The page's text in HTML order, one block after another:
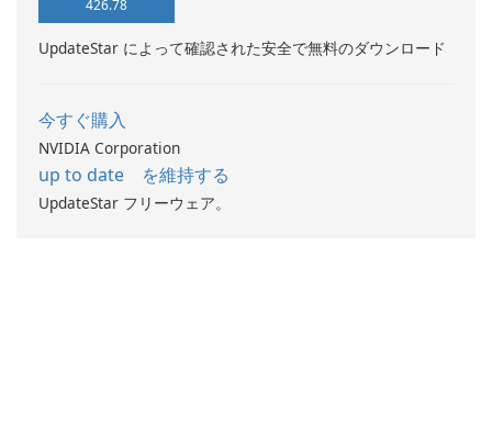
426.78
UpdateStar によって確認された安全で無料のダウンロード
今すぐ購入
NVIDIA Corporation
up to date を維持する
UpdateStar フリーウェア。